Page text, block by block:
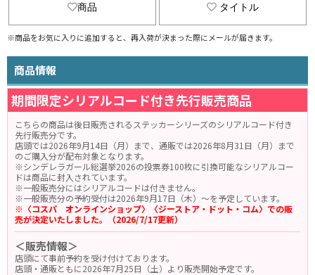
商品 タイトル
※商品をお気に入りに追加すると、再入荷が決まった際にメールが届きます。
商品情報
期間限定シリアルコード付き先行販売商品
こちらの商品は後日販売されるステッカーシリーズのシリアルコード付き
先行販売分です。
店頭では2026年9月14日（月）まで、通販では2026年8月31日（月）まで
のご購入分が配布対象となります。
※シンデレラガール総選挙2026の投票券100枚に引換可能なシリアルコー
ドは商品に封入されています。
※一般販売分にはシリアルコードは付きません。
※一般販売分の予約受付は2026年9月17日（木）～を予定しています。
※〈コスパ オンラインショップ〉〈ジーストア・ドット・コム〉での販
売が決定いたしました。（2026/7/17更新）
＜販売情報＞
店頭にて事前予約を受け付けております。
店頭・通販ともに2026年7月25日（土）より販売開始予定です。